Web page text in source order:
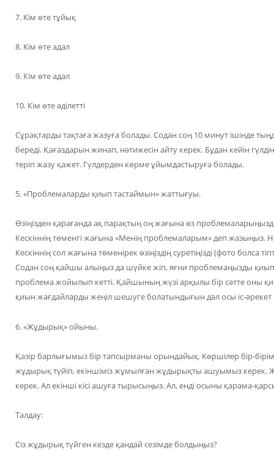
7. Кім өте тұйық
8. Кім өте адал
9. Кім өте адал
10. Кім өте әділетті
Сұрақтарды тақтаға жазуға болады. Содан соң 10 минут ішінде
береді. Қағаздарын жинап, нәтижесін айту керек. Бұдан кейін
теріп жазу қажет. Гүлдерден көрме ұйымдастыруға болады.
5. «Проблемаларды қиып тастаймын» жаттығуы.
Өзіңізден қарағанда ақ парақтың оң жағына өз
Кескіннің төменгі жағына «Менің проблемаларым» деп жазыңыз.
Кескіннің сол жағына төменірек өзіңіздің суретіңізді (фото болса
Содан соң қайшы алыңыз да шүйке жіп, яғни проблемаңызды қиып
проблема жойылып кетті. Қайшының жүзі арқылы бір сәтте оны
қиын жағдайларды жеңіл шешуге болатындығын дәл осы іс-әрекет
6. «Жұдырық» ойыны.
Қазір барлығымыз бір тапсырманы орындайық. Көршілер бір-
жұдырық түйіп, екіншіміз жұмылған жұдырықты ашуымыз керек.
керек. Ал екінші кісі ашуға тырысыңыз. Ал, енді осыны қарама-
Талдау:
Сіз жұдырық түйген кезде қандай сезімде болдыңыз?